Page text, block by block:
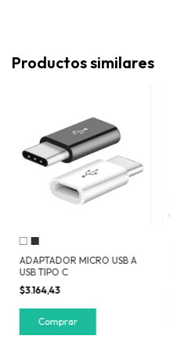
Productos similares
ADAPTADOR MICRO USB A
USB TIPO C
$3.164,43
Comprar